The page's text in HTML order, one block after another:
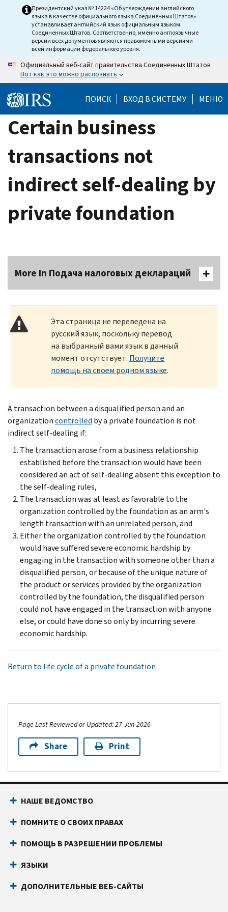
Президентский указ № 14224 «Об утверждении английского
языка в качестве официального языка Соединенных Штатов»
устанавливает английский язык официальным языком
Соединенных Штатов. Соответственно, именно англоязычные
версии всех документов являются правомочными версиями
всей информации федерального уровня.
Официальный веб-сайт правительства Соединенных Штатов
Вот как это можно распознать
ПОИСК ВХОД В СИСТЕМУ МЕНЮ
Certain business
transactions not
indirect self-dealing by
private foundation
More In Подача налоговых деклараций
Эта страница не переведена на
русский язык, поскольку перевод
на выбранный вами язык в данный
момент отсутствует. Получите
помощь на своем родном языке.
A transaction between a disqualified person and an
organizationcontrolled by a private foundation is not
indirect self-dealing if:
The transaction arose from a business relationship
established before the transaction would have been
considered an act of self-dealing absent this exception to
the self-dealing rules,
The transaction was at least as favorable to the
organization controlled by the foundation as an arm's
length transaction with an unrelated person, and
Either the organization controlled by the foundation
would have suffered severe economic hardship by
engaging in the transaction with someone other than a
disqualified person, or because of the unique nature of
the product or services provided by the organization
controlled by the foundation, the disqualified person
could not have engaged in the transaction with anyone
else, or could have done so only by incurring severe
economic hardship.
Return to life cycle of a private foundation
Page Last Reviewed or Updated: 27-Jun-2026
Share Print
НАШЕ ВЕДОМСТВО
ПОМНИТЕ О СВОИХ ПРАВАХ
ПОМОЩЬ В РАЗРЕШЕНИИ ПРОБЛЕМЫ
ЯЗЫКИ
ДОПОЛНИТЕЛЬНЫЕ ВЕБ-САЙТЫ